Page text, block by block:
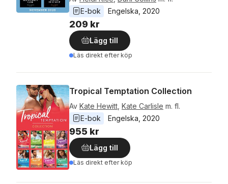
E-bok
Engelska 2020
209 kr
Lägg till
Läs direkt efter köp
Tropical Temptation Collection
Av Kate Hewitt Kate Carlisle m. fl.
E-bok
Engelska 2020
955 kr
Lägg till
Läs direkt efter köp